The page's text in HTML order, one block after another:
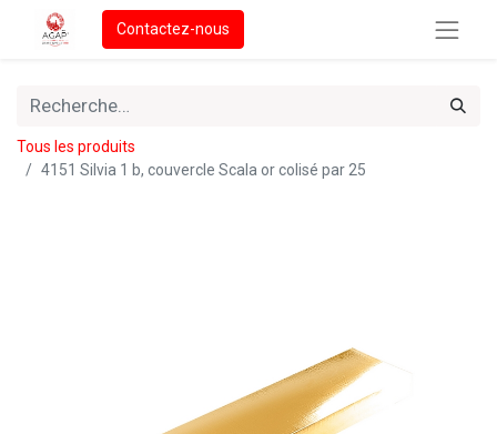
Contactez-nous
Tous les produits
4151 Silvia 1 b, couvercle Scala or colisé par 25